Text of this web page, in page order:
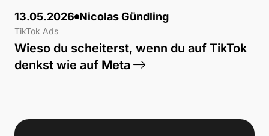
13.05.2026 Nicolas Gündling
TikTok Ads
Wieso du scheiterst, wenn du auf TikTok
denkst wie auf Meta